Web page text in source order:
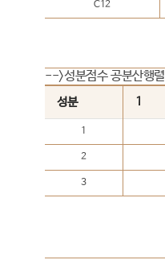
C12
-->성분점수 공분산행렬
성분 1
1
2
3